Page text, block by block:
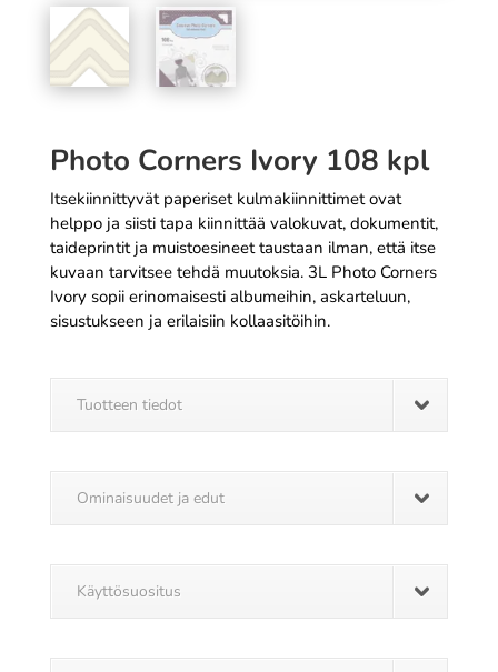
Photo Corners Ivory 108 kpl
Itsekiinnittyvät paperiset kulmakiinnittimet ovat
helppo ja siisti tapa kiinnittää valokuvat, dokumentit,
taideprintit ja muistoesineet taustaan ilman, että itse
kuvaan tarvitsee tehdä muutoksia. 3L Photo Corners
Ivory sopii erinomaisesti albumeihin, askarteluun,
sisustukseen ja erilaisiin kollaasitöihin.
Tuotteen tiedot
Ominaisuudet ja edut
Käyttösuositus